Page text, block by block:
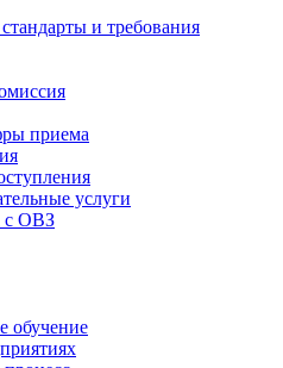
и требования
приема
услуги
с ОВЗ
обучение